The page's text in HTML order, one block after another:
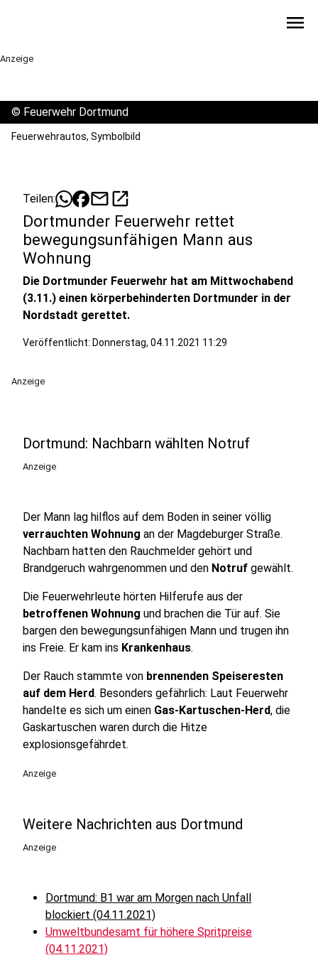
menu
Anzeige
© Feuerwehr Dortmund
Feuerwehrautos, Symbolbild
Teilen: mailopen_in_new
Dortmunder Feuerwehr rettet
bewegungsunfähigen Mann aus
Wohnung
Die Dortmunder Feuerwehr hat am Mittwochabend
(3.11.) einen körperbehinderten Dortmunder in der
Nordstadt gerettet.
Veröffentlicht: Donnerstag, 04.11.2021 11:29
Anzeige
Dortmund: Nachbarn wählten Notruf
Anzeige
Der Mann lag hilflos auf dem Boden in seiner völlig
verrauchten Wohnung an der Magdeburger Straße.
Nachbarn hatten den Rauchmelder gehört und
Brandgeruch wahrgenommen und den Notruf gewählt.
Die Feuerwehrleute hörten Hilferufe aus der
betroffenen Wohnung und brachen die Tür auf. Sie
bargen den bewegungsunfähigen Mann und trugen ihn
ins Freie. Er kam ins Krankenhaus.
Der Rauch stammte von brennenden Speiseresten
auf dem Herd. Besonders gefährlich: Laut Feuerwehr
handelte es sich um einen Gas-Kartuschen-Herd, die
Gaskartuschen waren durch die Hitze
explosionsgefährdet.
Anzeige
Weitere Nachrichten aus Dortmund
Anzeige
Dortmund: B1 war am Morgen nach Unfall
blockiert (04.11.2021)
Umweltbundesamt für höhere Spritpreise
(04.11.2021)